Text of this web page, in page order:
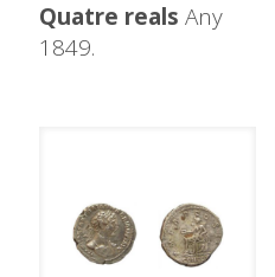
Quatre reals Any
1849.